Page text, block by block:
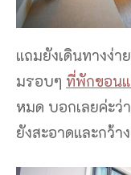
แถมยังเดินทางง่
มรอบๆ ที่พักขอน
หมด บอกเลยค่ะว่
ยังสะอาดและกว้า